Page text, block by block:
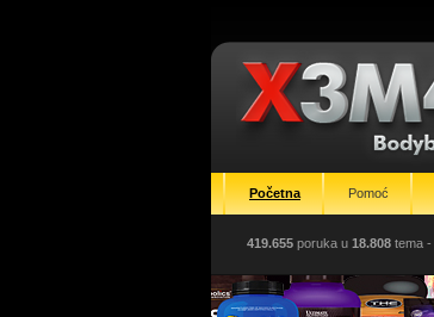
Početna Pomoć
419.655 poruka u 18.808 tema -